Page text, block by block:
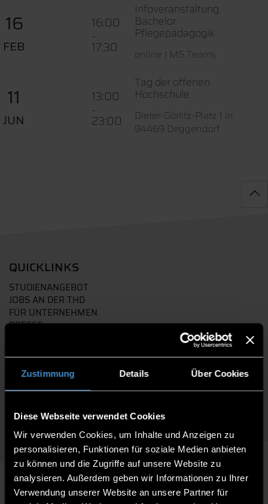
Zustimmung Details Über Cookies
Diese Webseite verwendet Cookies
Wir verwenden Cookies, um Inhalte und Anzeigen zu
personalisieren, Funktionen für soziale Medien anbieten
zu können und die Zugriffe auf unsere Website zu
analysieren. Außerdem geben wir Informationen zu Ihrer
Verwendung unserer Website an unsere Partner für
16
FEB
16:00
-
17:30
Infoveranstaltung
Bachelor
Pflegepädagogik
online | MS Teams
11
JUN
13:00
-
23:00
Tag der offenen
Hochschule
Dieter-Görlitz-Platz 1 in
94469 Deggendorf
QUICKLINKS
STUDIENANGEBOT
JOBS AN DER THD
FÜR UNTERNEHMEN
PRESSE
©Technische Hochschule Deggendorf 2026
Impressum
Datenschutz Barrierefreiheit